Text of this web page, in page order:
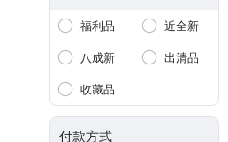
福利品
近全新
八成新
出清品
收藏品
付款方式